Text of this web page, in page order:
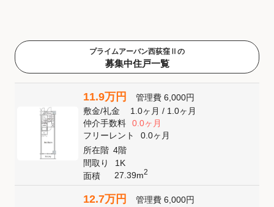
プライムアーバン西荻窪Ⅱの
募集中住戸一覧
11.9万円 管理費 6,000円
敷金/礼金 1.0ヶ月/ 1.0ヶ月
仲介手数料
0.0ヶ月
フリーレント
0.0ヶ月
所在階 4階
間取り
1K
面積
27.39m2
12.7万円 管理費 6,000円